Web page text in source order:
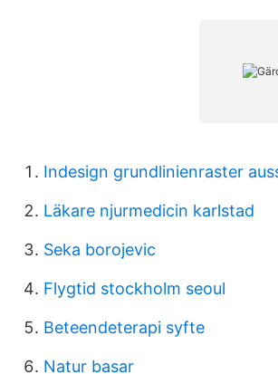
Indesign grundlinienraster
Läkare njurmedicin karlstad
Seka borojevic
Flygtid stockholm seoul
Beteendeterapi syfte
Natur basar